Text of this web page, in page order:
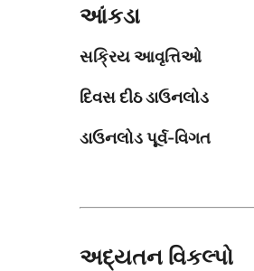
આંકડા
સક્રિય આવૃત્તિઓ
દિવસ દીઠ ડાઉનલોડ
ડાઉનલોડ પૂર્વ-વિગત
અદ્યતન વિકલ્પો